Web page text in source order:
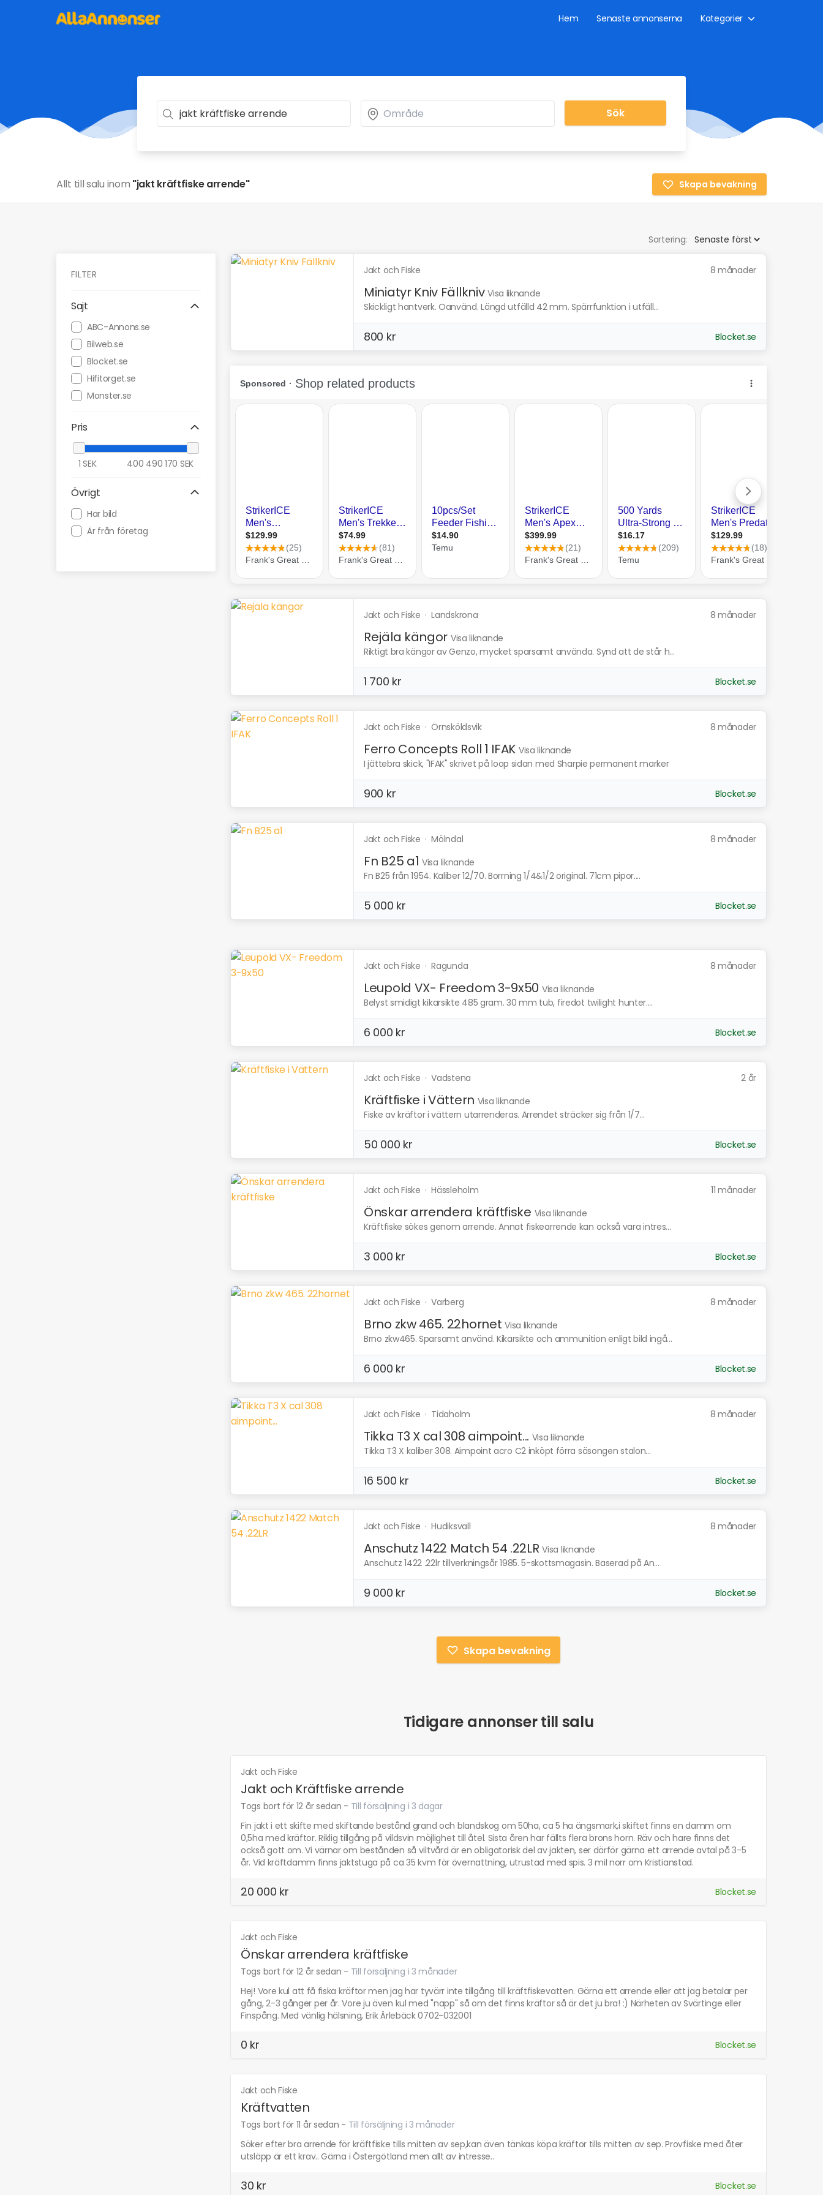
Hem Senaste annonserna Kategorier
Sök
Allt till salu inom "jakt kräftfiske arrende" Skapa bevakning
Sortering:
FILTER
Sajt
ABC-Annons.se
Bilweb.se
Blocket.se
Hifitorget.se
Monster.se
Pris
1 SEK 400 490 170 SEK
Övrigt
Har bild
Är från företag
Jakt och Fiske 8 månader
Miniatyr Kniv Fällkniv Visa liknande
Skickligt hantverk. Oanvänd. Längd utfälld 42 mm. Spärrfunktion i utfäll...
800 kr Blocket.se
Jakt och Fiske ·Landskrona 8 månader
Rejäla kängor Visa liknande
Riktigt bra kängor av Genzo, mycket sparsamt använda. Synd att de står h...
1 700 kr Blocket.se
Jakt och Fiske ·Örnsköldsvik 8 månader
Ferro Concepts Roll 1 IFAK Visa liknande
I jättebra skick, "IFAK" skrivet på loop sidan med Sharpie permanent marker
900 kr Blocket.se
Jakt och Fiske ·Mölndal 8 månader
Fn B25 a1 Visa liknande
Fn B25 från 1954. Kaliber 12/70. Borrning 1/4&1/2 original. 71cm pipor....
5 000 kr Blocket.se
Jakt och Fiske ·Ragunda 8 månader
Leupold VX- Freedom 3-9x50 Visa liknande
Belyst smidigt kikarsikte 485 gram. 30 mm tub, firedot twilight hunter....
6 000 kr Blocket.se
Jakt och Fiske ·Vadstena 2 år
Kräftfiske i Vättern Visa liknande
Fiske av kräftor i vättern utarrenderas. Arrendet sträcker sig från 1/7...
50 000 kr Blocket.se
Jakt och Fiske ·Hässleholm 11 månader
Önskar arrendera kräftfiske Visa liknande
Kräftfiske sökes genom arrende. Annat fiskearrende kan också vara intres...
3 000 kr Blocket.se
Jakt och Fiske ·Varberg 8 månader
Brno zkw 465. 22hornet Visa liknande
Brno zkw465. Sparsamt använd. Kikarsikte och ammunition enligt bild ingå...
6 000 kr Blocket.se
Jakt och Fiske · Tidaholm 8 månader
Tikka T3 X cal 308 aimpoint... Visa liknande
Tikka T3 X kaliber 308. Aimpoint acro C2 inköpt förra säsongen stalon...
16 500 kr Blocket.se
Jakt och Fiske ·Hudiksvall 8 månader
Anschutz 1422 Match 54 .22LR Visa liknande
Anschutz 1422 .22lr tillverkningsår 1985. 5-skottsmagasin. Baserad på An...
9 000 kr Blocket.se
Skapa bevakning
Tidigare annonser till salu
Jakt och Fiske
Jakt och Kräftfiske arrende
Togs bort för 12 år sedan - Till försäljning i 3 dagar
Fin jakt i ett skifte med skiftande bestånd grand och blandskog om 50ha, ca 5 ha ängsmark,i skiftet finns en damm om
0,5ha med kräftor. Riklig tillgång på vildsvin möjlighet till åtel. Sista åren har fällts flera brons horn. Räv och hare finns det
också gott om. Vi värnar om bestånden så viltvård är en obligatorisk del av jakten, ser därför gärna ett arrende avtal på 3-5
år. Vid kräftdamm finns jaktstuga på ca 35 kvm för övernattning, utrustad med spis. 3 mil norr om Kristianstad.
20 000 kr Blocket.se
Jakt och Fiske
Önskar arrendera kräftfiske
Togs bort för 12 år sedan - Till försäljning i 3 månader
Hej! Vore kul att få fiska kräftor men jag har tyvärr inte tillgång till kräftfiskevatten. Gärna ett arrende eller att jag betalar per
gång, 2-3 gånger per år. Vore ju även kul med "napp" så om det finns kräftor så är det ju bra! :) Närheten av Svärtinge eller
Finspång. Med vänlig hälsning, Erik Ärlebäck 0702-032001
0 kr Blocket.se
Jakt och Fiske
Kräftvatten
Togs bort för 11 år sedan - Till försäljning i 3 månader
Söker efter bra arrende för kräftfiske tills mitten av sep,kan även tänkas köpa kräftor tills mitten av sep. Provfiske med åter
utsläpp är ett krav.. Gärna i Östergötland men allt av intresse..
30 kr Blocket.se